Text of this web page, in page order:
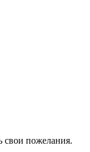
свои пожелания.